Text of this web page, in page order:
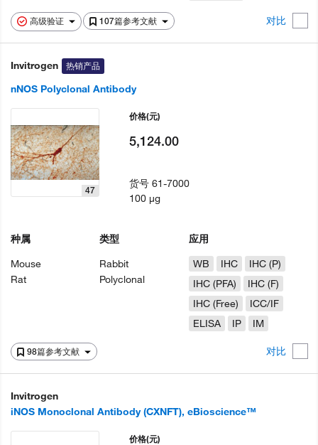
高级验证 107篇参考文献 对比
Invitrogen 热销产品
nNOS Polyclonal Antibody
98篇参考文献 对比
47
种属
Mouse
Rat
类型
Rabbit
Polyclonal
应用
WB
IHC
IHC (P)
IHC (PFA)
IHC (F)
IHC (Free)
ICC/IF
ELISA
IP IM
价格(元)
5,124.00
货号61-7000
100 µg
Invitrogen
iNOS Monoclonal Antibody (CXNFT), eBioscience™
价格(元)